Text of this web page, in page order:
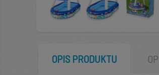
OPIS PRODUKTU